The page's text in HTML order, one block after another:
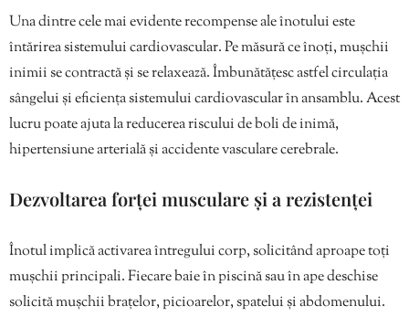
Una dintre cele mai evidente recompense ale înotului este
întărirea sistemului cardiovascular. Pe măsură ce înoți, mușchii
inimii se contractă și se relaxează. Îmbunătățesc astfel circulația
sângelui și eficiența sistemului cardiovascular în ansamblu. Acest
lucru poate ajuta la reducerea riscului de boli de inimă,
hipertensiune arterială și accidente vasculare cerebrale.
Dezvoltarea forței musculare și a rezistenței
Înotul implică activarea întregului corp, solicitând aproape toți
mușchii principali. Fiecare baie în piscină sau în ape deschise
solicită mușchii brațelor, picioarelor, spatelui și abdomenului.